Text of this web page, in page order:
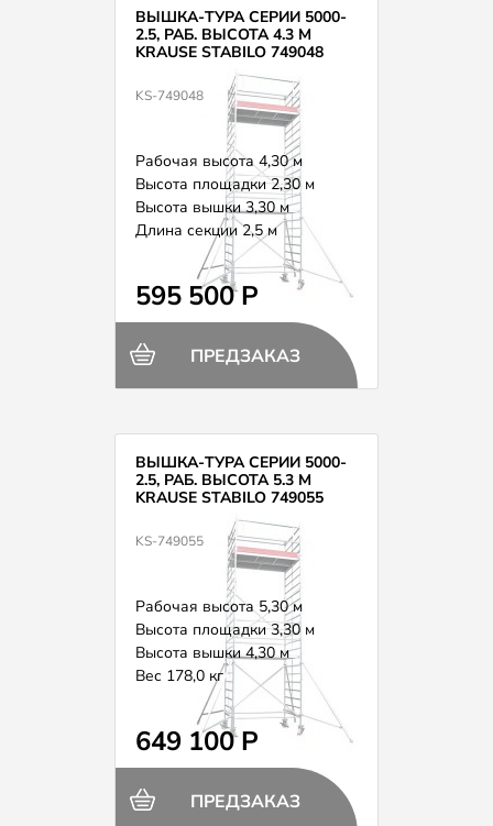
ВЫШКА-ТУРА СЕРИИ 5000-
2.5, РАБ. ВЫСОТА 4.3 М
KRAUSE STABILO 749048
KS-749048
Рабочая высота 4,30 м
Высота площадки 2,30 м
Высота вышки 3,30 м
Длина секции 2,5 м
Вес 166,0 кг
595 500 Р
ПРЕДЗАКАЗ
ВЫШКА-ТУРА СЕРИИ 5000-
2.5, РАБ. ВЫСОТА 5.3 М
KRAUSE STABILO 749055
KS-749055
Рабочая высота 5,30 м
Высота площадки 3,30 м
Высота вышки 4,30 м
Вес 178,0 кг
649 100 Р
ПРЕДЗАКАЗ